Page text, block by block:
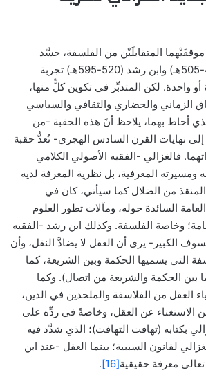
المتقابلَيْن من الفلسفة، جسَّد
الإمامان الغزالي (450-505هـ) وابن رشد (520-595هـ) تجربة
أو واحدة. لكن المتدبِّر في تكوين كلٍّ منها،
الزماني والحضاري والثقافي والسياسي
أحاط بهما، يلاحظ أنَ هذه الحقبة -من
نهايات القرن السادس الهجري- تُعدُّ حقبة
فالغزالي -الفقيه الأصولي الكلامي
ومسيرته المعرفية، بل نظرية المعرفة لديه
من الضلال كما سيأتي، كان في
السائدة حوله، ومآلات تطور العلوم
وخاصة الفلسفة. وكذلك ابن رشد -الفقيه
الكبير- يرى أن العقل لا يضادَّ النقل، وأن
التي يسميها الحكمة وبين الشريعة، كما
الحكمة والشريعة من اتصال). وكما
العقل من الفلاسفة والملحدين في الدين،
الاستغناء عن العقل، وخاصةً في ردِّه على
بكتابه (تهافت التهافت)؛ الذي شدَّد فيه
لقانون السببية؛ بينما العقل -عند ابن
معرفة حقيقية[16]
.